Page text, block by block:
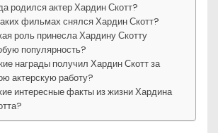
родился актер Хардин Скотт?
фильмах снялся Хардин Скотт?
роль принесла Хардину Скотту
популярность?
награды получил Хардин Скотт за
актерскую работу?
интересные факты из жизни Хардина